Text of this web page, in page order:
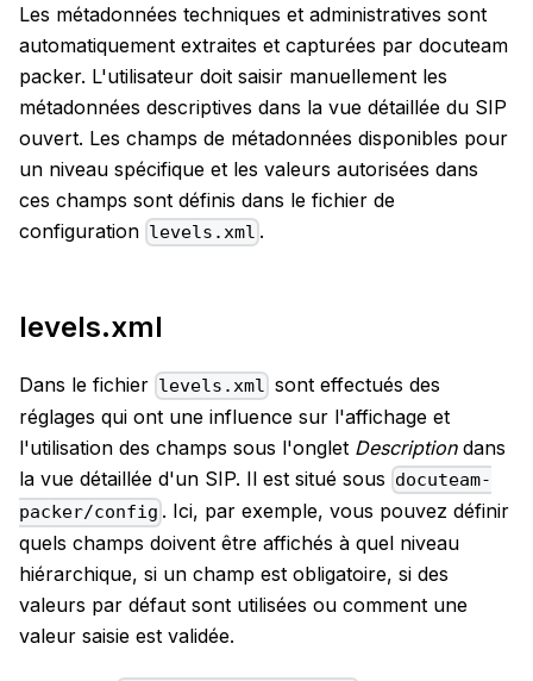
Les métadonnées techniques et administratives sont
automatiquement extraites et capturées par docuteam
packer. L'utilisateur doit saisir manuellement les
métadonnées descriptives dans la vue détaillée du SIP
ouvert. Les champs de métadonnées disponibles pour
un niveau spécifique et les valeurs autorisées dans
ces champs sont définis dans le fichier de
configuration levels.xml .
levels.xml
Dans le fichier levels.xml sont effectués des
réglages qui ont une influence sur l'affichage et
l'utilisation des champs sous l'onglet Descriptiondans
la vue détaillée d'un SIP. Il est situé sous docuteam-
packer/config . Ici, par exemple, vous pouvez définir
quels champs doivent être affichés à quel niveau
hiérarchique, si un champ est obligatoire, si des
valeurs par défaut sont utilisées ou comment une
valeur saisie est validée.